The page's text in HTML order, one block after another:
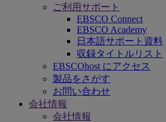
ご利用サポート
EBSCO Connect
EBSCO Academy
日本語サポート資料
収録タイトルリスト
EBSCOhost にアクセス
製品をさがす
お問い合わせ
会社情報
会社情報